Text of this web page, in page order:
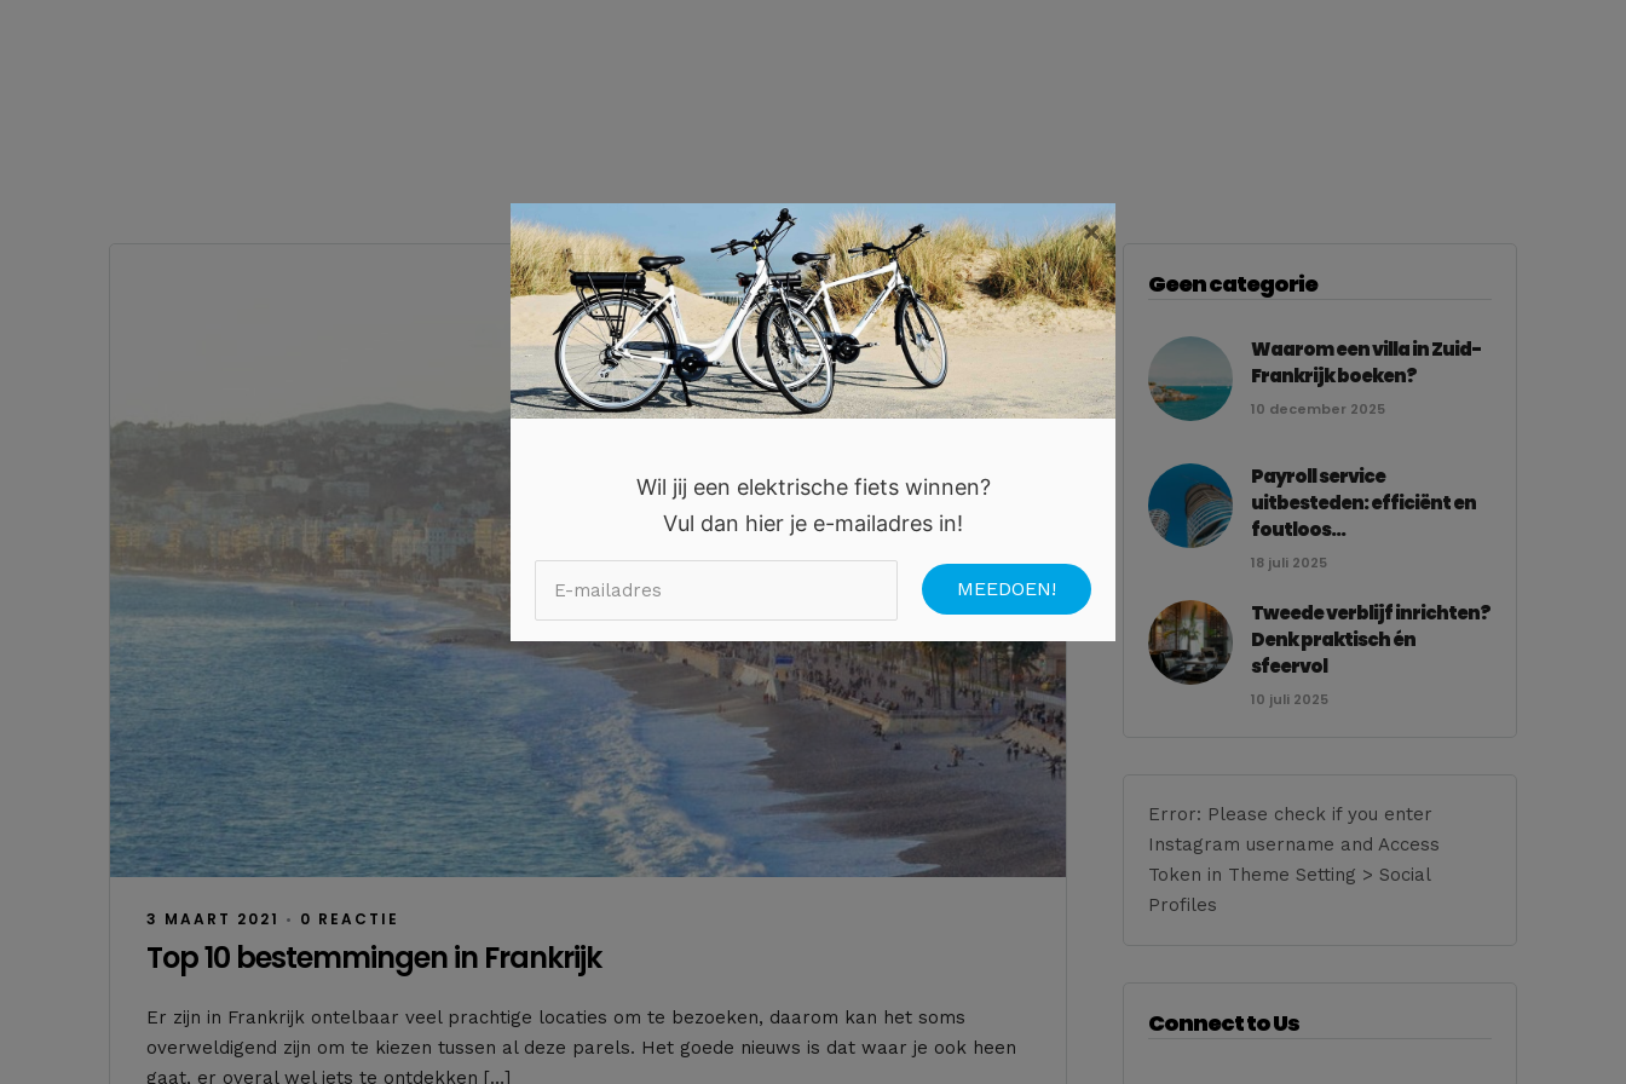
3 MAART 2021 • 0 REACTIE
Top 10 bestemmingen in Frankrijk
Er zijn in Frankrijk ontelbaar veel prachtige locaties om te bezoeken, daarom kan het soms
overweldigend zijn om te kiezen tussen al deze parels. Het goede nieuws is dat waar je ook heen
gaat, er overal wel iets te ontdekken […]
Geen categorie
Waarom een villa in Zuid-
Frankrijk boeken?
10 december 2025
Payroll service
uitbesteden: efficiënt en
foutloos...
18 juli 2025
Tweede verblijf inrichten?
Denk praktisch én
sfeervol
10 juli 2025
Error: Please check if you enter
Instagram username and Access
Token in Theme Setting > Social
Profiles
Connect to Us
Wil jij een elektrische fiets winnen?
Vul dan hier je e-mailadres in!
×